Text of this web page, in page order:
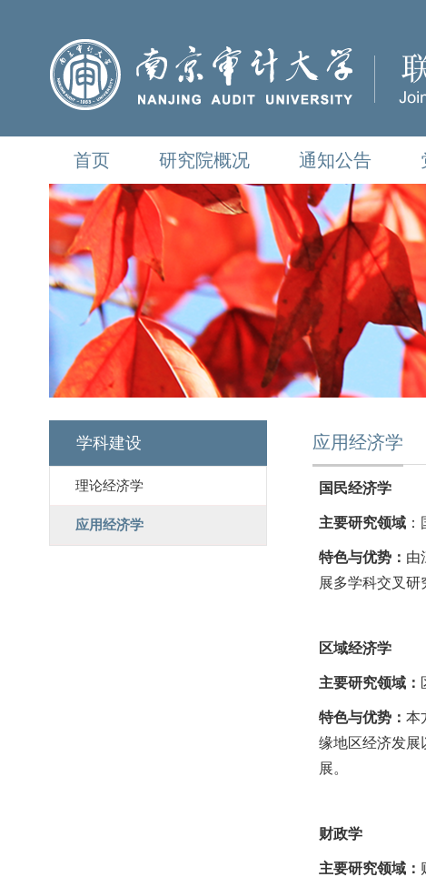
首页 研究院概况 通知公告
学科建设
理论经济学
应用经济学
应用经济学
国民经济学
主要研究领域：
特色与优势： 由
展多学科交叉研
区域经济学
主要研究领域：
特色与优势： 本
缘地区经济发展
展。
财政学
主要研究领域：